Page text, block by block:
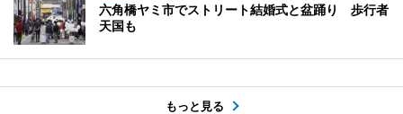
六角橋ヤミ市でストリート結婚式と盆踊り 歩行者
天国も
もっと見る